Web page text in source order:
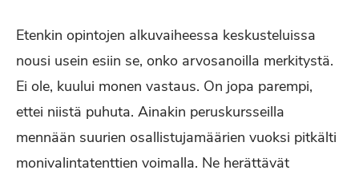
Etenkin opintojen alkuvaiheessa keskusteluissa
nousi usein esiin se, onko arvosanoilla merkitystä.
Ei ole, kuului monen vastaus. On jopa parempi,
ettei niistä puhuta. Ainakin peruskursseilla
mennään suurien osallistujamäärien vuoksi pitkälti
monivalintatenttien voimalla. Ne herättävät